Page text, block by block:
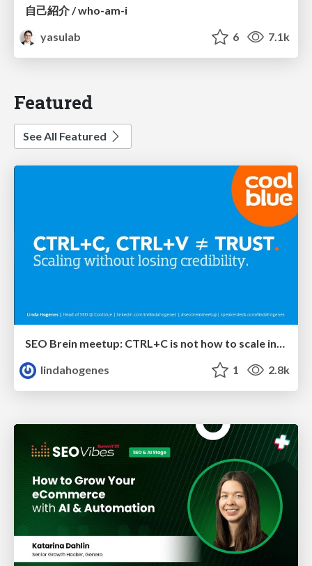
自己紹介 / who-am-i
yasulab
6 7.1k
Featured
See All Featured
SEO Brein meetup: CTRL+C is not how to scale international SEO
lindahogenes
1 2.8k